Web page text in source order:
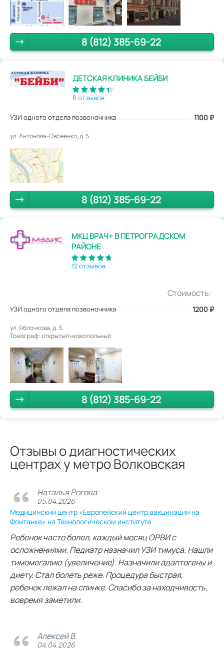
8 (812) 385-69-22
ДЕТСКАЯ КЛИНИКА БЕЙБИ
8 отзывов
УЗИ одного отдела позвоночника 1100 ₽
ул. Антонова-Овсеенко, д. 5.
8 (812) 385-69-22
МКЦ ВРАЧ+ В ПЕТРОГРАДСКОМ
РАЙОНЕ
12 отзывов
Стоимость:
УЗИ одного отдела позвоночника 1200 ₽
ул. Яблочкова, д. 3.
Томограф: открытый низкопольный
8 (812) 385-69-22
Отзывы о диагностических
центрах у метро Волковская
Наталья Рогова
05.04.2026
Медицинский центр «Европейский центр вакцинации на
Фонтанке» на Технологическом институте
Ребенок часто болел, каждый месяц ОРВИ с
осложнениями. Педиатр назначил УЗИ тимуса. Нашли
тимомегалию (увеличение). Назначили адаптогены и
диету. Стал болеть реже. Процедура быстрая,
ребенок лежал на спинке. Спасибо за находчивость,
вовремя заметили.
Алексей В.
04.04.2026